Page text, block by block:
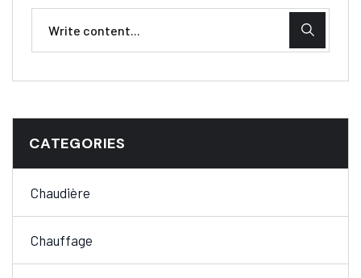
CATEGORIES
Chaudière
Chauffage